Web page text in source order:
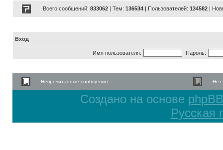
Всего сообщений: 833062 | Тем: 136534 | Пользователей: 134582 |
Вход
Имя пользователя: Пароль:
Непрочитанные сообщения Нет
Создано на основе phpBB
Русская